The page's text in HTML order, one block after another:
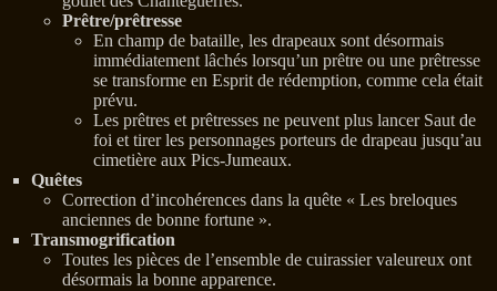
Prêtre/prêtresse
En champ de bataille, les drapeaux sont désormais
immédiatement lâchés lorsqu’un prêtre ou une prêtresse
se transforme en Esprit de rédemption, comme cela était
prévu.
Les prêtres et prêtresses ne peuvent plus lancer Saut de
foi et tirer les personnages porteurs de drapeau jusqu’au
cimetière aux Pics-Jumeaux.
Quêtes
Correction d’incohérences dans la quête « Les breloques
anciennes de bonne fortune ».
Transmogrification
Toutes les pièces de l’ensemble de cuirassier valeureux ont
désormais la bonne apparence.